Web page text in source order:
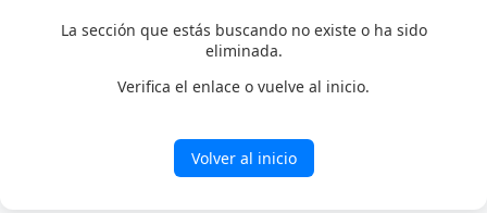
La sección que estás buscando no existe o ha sido
eliminada.
Verifica el enlace o vuelve al inicio.
Volver al inicio